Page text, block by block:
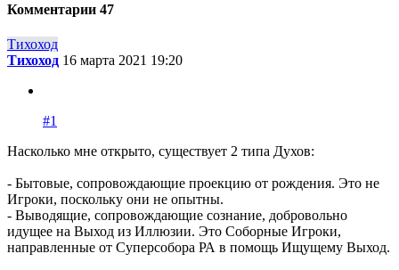
Комментарии 47
Тихоход
Тихоход 16 марта 2021 19:20
#1
Насколько мне открыто, существует 2 типа Духов:
- Бытовые, сопровождающие проекцию от рождения. Это не
Игроки, поскольку они не опытны.
- Выводящие, сопровождающие сознание, добровольно
идущее на Выход из Иллюзии. Это Соборные Игроки,
направленные от Суперсобора РА в помощь Ищущему Выход.